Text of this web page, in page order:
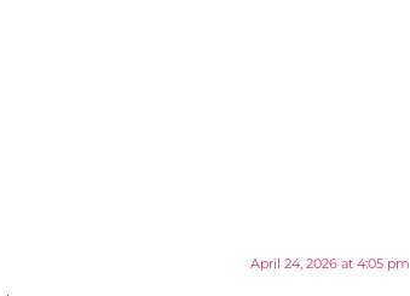
April 24, 2026 at 4:05 pm